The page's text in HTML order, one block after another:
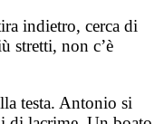
indietro, cerca di
stretti, non c’è
testa. Antonio si